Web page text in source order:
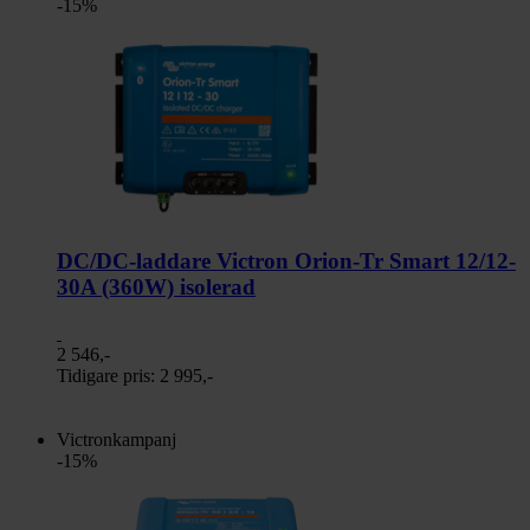
-15%
DC/DC-laddare Victron Orion-Tr Smart 12/12-
30A (360W) isolerad
2 546,-
Tidigare pris: 2 995,-
Victronkampanj
-15%